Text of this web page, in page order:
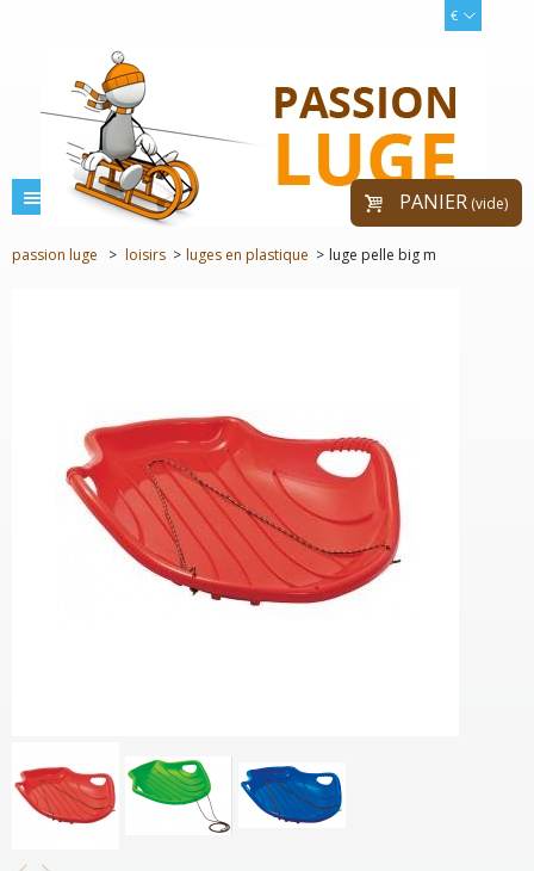
€
PANIER (vide)
menu
passion luge > loisirs > luges en plastique > luge pelle big m